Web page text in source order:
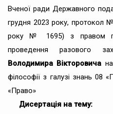
Вченої ради Державного
грудня 2023 року, протокол
року № 1695) з правом
проведення разового
Володимира Вікторовича
філософії з галузі знань 08
«Право»
Дисертація на тему: